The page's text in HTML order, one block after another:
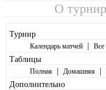
О
Турнир
Календарь матчей | Все
Таблицы
Полная | Домашняя |
Дополнительно